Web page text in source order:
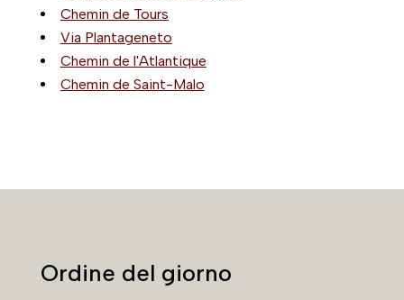
Chemin de Tours
Via Plantageneto
Chemin de l'Atlantique
Chemin de Saint-Malo
Ordine del giorno